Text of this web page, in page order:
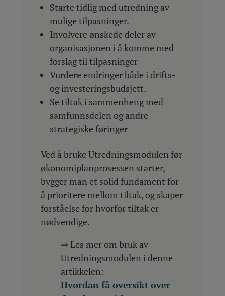
Starte tidlig med utredning av
mulige tilpasninger.
Involvere ønskede deler av
organisasjonen i å komme med
forslag til tilpasninger
Vurdere endringer både i drifts-
og investeringsbudsjett.
Se tiltak i sammenheng med
samfunnsdelen og andre
strategiske føringer
Ved å bruke Utredningsmodulen før
økonomiplanprosessen starter,
bygger man et solid fundament for
å prioritere mellom tiltak, og skaper
forståelse for hvorfor tiltak er
nødvendige.
⇒ Les mer om bruk av
Utredningsmodulen i denne
artikkelen:
Hvordan få oversikt over